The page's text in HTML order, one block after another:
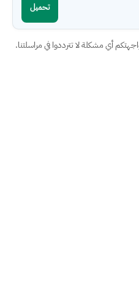
تحميل
أي مشكلة لا تترددوا في مراسلتنا.